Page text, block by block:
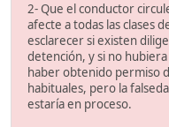
2- Que el conductor
afecte a todas las clases
esclarecer si existen
detención, y si no
haber obtenido permiso
habituales, pero la
estaría en proceso.